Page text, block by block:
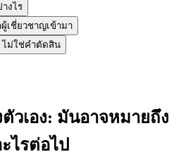
งไร
เชี่ยวชาญเข้ามา
ม่ใช่คำตัดสิน
วเอง: มันอาจหมายถึง
ไรต่อไป